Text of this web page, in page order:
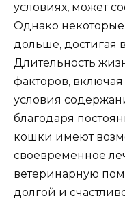
условиях, может
Однако
дольше, достигая
Длительность
факторов,
условия
благодаря
кошки имеют
своевременное
ветеринарную
долгой и